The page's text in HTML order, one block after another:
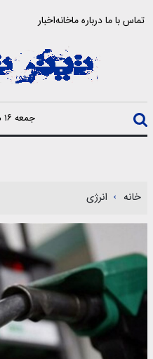
تماس با مادرباره ماخانهاخبار
جمعه ۱۶ مرداد ۱۴۰۵
خانه انرژی